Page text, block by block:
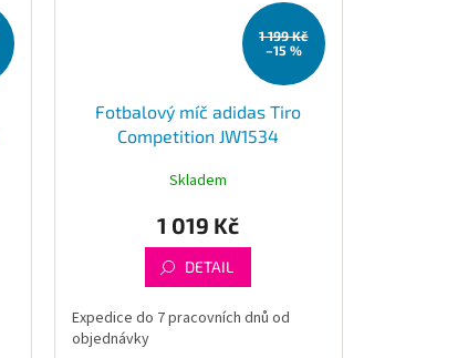
1 199 Kč
–15 %
Fotbalový míč adidas Tiro
Competition JW1534
Skladem
1 019 Kč
DETAIL
Expedice do 7 pracovních dnů od
objednávky